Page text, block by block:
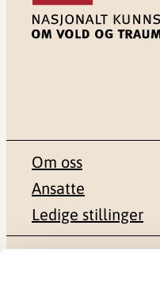
Om oss
Ansatte
Ledige stillinger